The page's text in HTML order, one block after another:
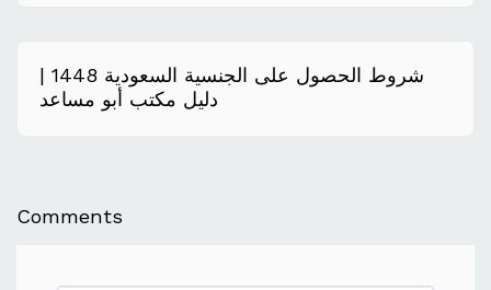
شروط الحصول على الجنسية السعودية 1448 |
دليل مكتب أبو مساعد
Comments